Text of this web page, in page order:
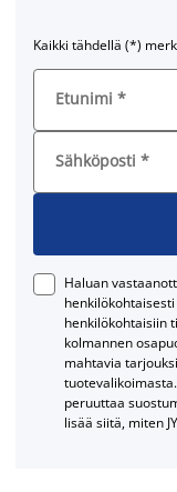
Kaikki tähdellä (*)
Etunimi *
Sähköposti *
Haluan
henkilökohtaisiin
kolmannen
mahtavia
tuotevalikoimasta.
peruuttaa
lisää siitä, miten